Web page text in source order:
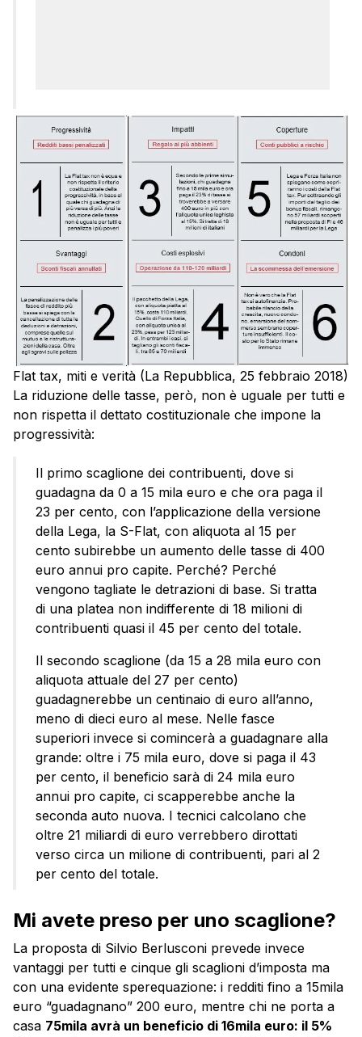
Flat tax, miti e verità (La Repubblica, 25 febbraio 2018)
La riduzione delle tasse, però, non è uguale per tutti e
non rispetta il dettato costituzionale che impone la
progressività:
Il primo scaglione dei contribuenti, dove si
guadagna da 0 a 15 mila euro e che ora paga il
23 per cento, con l’applicazione della versione
della Lega, la S-Flat, con aliquota al 15 per
cento subirebbe un aumento delle tasse di 400
euro annui pro capite. Perché? Perché
vengono tagliate le detrazioni di base. Si tratta
di una platea non indifferente di 18 milioni di
contribuenti quasi il 45 per cento del totale.
Il secondo scaglione (da 15 a 28 mila euro con
aliquota attuale del 27 per cento)
guadagnerebbe un centinaio di euro all’anno,
meno di dieci euro al mese. Nelle fasce
superiori invece si comincerà a guadagnare alla
grande: oltre i 75 mila euro, dove si paga il 43
per cento, il beneficio sarà di 24 mila euro
annui pro capite, ci scapperebbe anche la
seconda auto nuova. I tecnici calcolano che
oltre 21 miliardi di euro verrebbero dirottati
verso circa un milione di contribuenti, pari al 2
per cento del totale.
Mi avete preso per uno scaglione?
La proposta di Silvio Berlusconi prevede invece
vantaggi per tutti e cinque gli scaglioni d’imposta ma
con una evidente sperequazione: i redditi fino a 15mila
euro “guadagnano” 200 euro, mentre chi ne porta a
casa 75mila avrà un beneficio di 16mila euro: il 5%